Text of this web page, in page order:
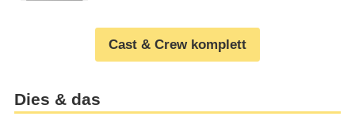
Cast & Crew komplett
Dies & das